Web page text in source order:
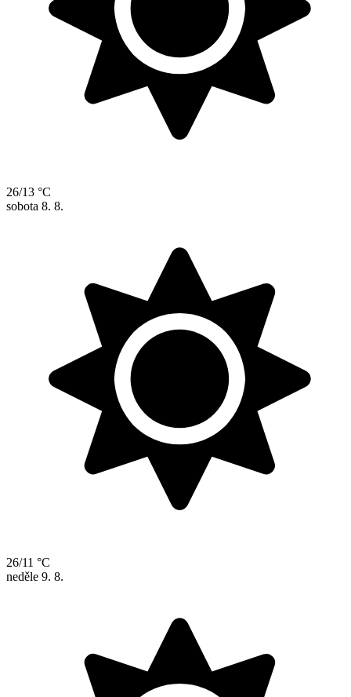
26/13 °C
sobota 8. 8.
26/11 °C
neděle 9. 8.